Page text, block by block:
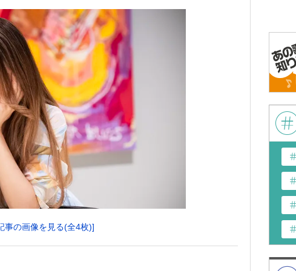
事の画像を見る(全4枚)]